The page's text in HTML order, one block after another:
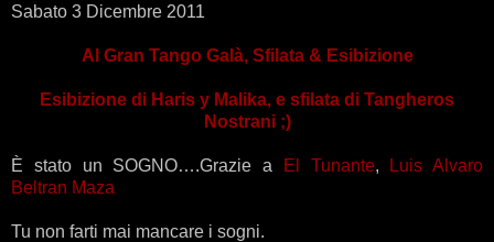
Sabato 3 Dicembre 2011
Al Gran Tango Galà, Sfilata & Esibizione
Esibizione di Haris y Malika, e sfilata di Tangheros
Nostrani ;)
È stato un SOGNO….Grazie a El Tunante,
Luis Alvaro
Beltran Maza
Tu non farti mai mancare i sogni.